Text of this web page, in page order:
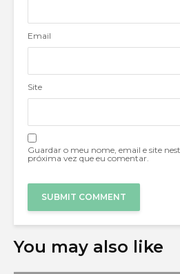
Email
Site
Guardar o meu nome, email e site
próxima vez que eu comentar.
You may also like